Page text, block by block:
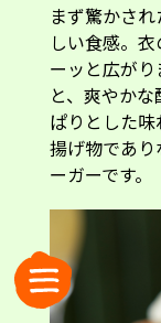
まず驚かさ
しい食感。
ーッと広が
と、爽やか
ぱりとした味
揚げ物であ
ーガーです。